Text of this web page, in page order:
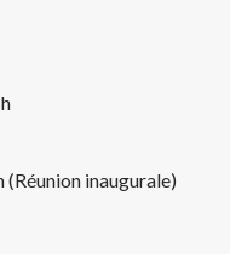
inaugurale)